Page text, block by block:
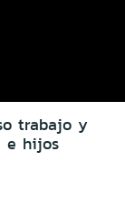
trabajo y
e hijos